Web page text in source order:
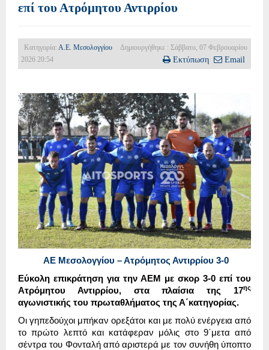
επί του Ατρόμητου Αντιρρίου
Κατηγορία: Α.Ε. Μεσολογγίου
Δημιουργήθηκε : Σάββατο, 07 Φεβρουαρίου
2026 20:54
Εκτύπωση Email
ΑΕ Μεσολογγίου – Ατρόμητος Αντιρρίου 3-0
Εύκολη επικράτηση για την ΑΕΜ με σκορ 3-0 επί του
Ατρόμητου Αντιρρίου, στα πλαίσια της 17ης
αγωνιστικής του πρωταθλήματος της Α΄κατηγορίας.
Οι γηπεδούχοι μπήκαν ορεξάτοι και με πολύ ενέργεια από
το πρώτο λεπτό και κατάφεραν μόλις στο 9΄μετα από
σέντρα του Φονταλή από αριστερά με τον συνήθη ύποπτο